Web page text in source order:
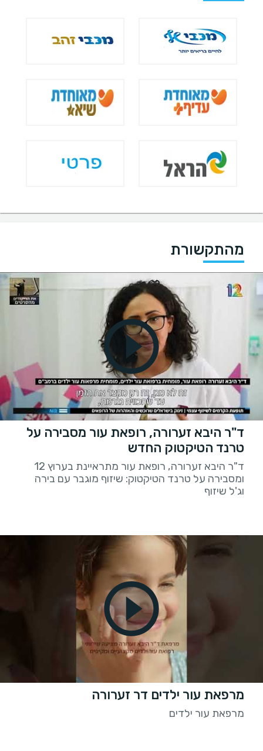
מהתקשורת
ד"ר היבא זערורה, רופאת עור מסבירה על
טרנד הטיקטוק החדש
ד"ר היבא זערורה, רופאת עור מתראיינת בערוץ 12
ומסבירה על טרנד הטיקטוק: שיזוף מוגבר עם בירה
וג'ל שיזוף
מרפאת עור ילדים דר זערורה
מרפאת עור ילדים